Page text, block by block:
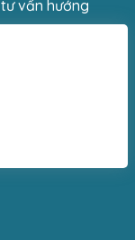
vấn hướng